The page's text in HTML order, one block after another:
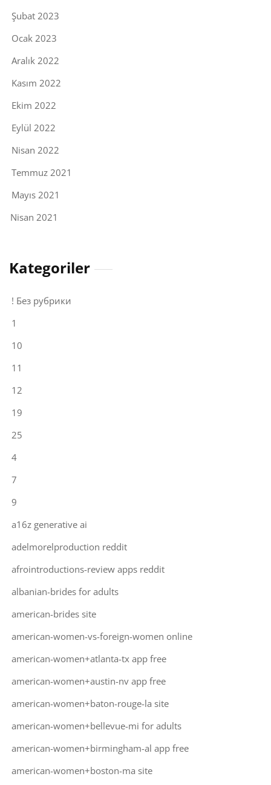
Şubat 2023
Ocak 2023
Aralık 2022
Kasım 2022
Ekim 2022
Eylül 2022
Nisan 2022
Temmuz 2021
Mayıs 2021
Nisan 2021
Kategoriler
! Без рубрики
1
10
11
12
19
25
4
7
9
a16z generative ai
adelmorelproduction reddit
afrointroductions-review apps reddit
albanian-brides for adults
american-brides site
american-women-vs-foreign-women online
american-women+atlanta-tx app free
american-women+austin-nv app free
american-women+baton-rouge-la site
american-women+bellevue-mi for adults
american-women+birmingham-al app free
american-women+boston-ma site